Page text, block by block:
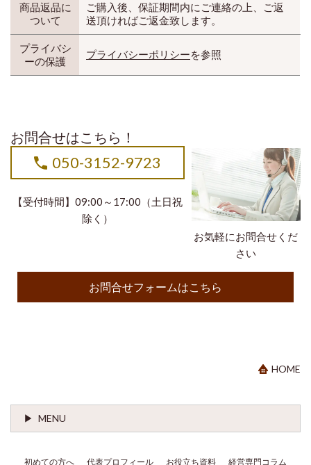
商品返品に
ついて
ご購入後、保証期間内にご連絡の上、ご返
送頂ければご返金致します。
プライバシ
ーの保護
プライバシーポリシーを参照
お問合せはこちら！
お気軽にお問合せくだ
さい
050-3152-9723
【受付時間】09:00～17:00（土日祝
除く）
お問合せフォームはこちら
HOME
MENU
初めての方へ 代表プロフィール お役立ち資料 経営専門コラム